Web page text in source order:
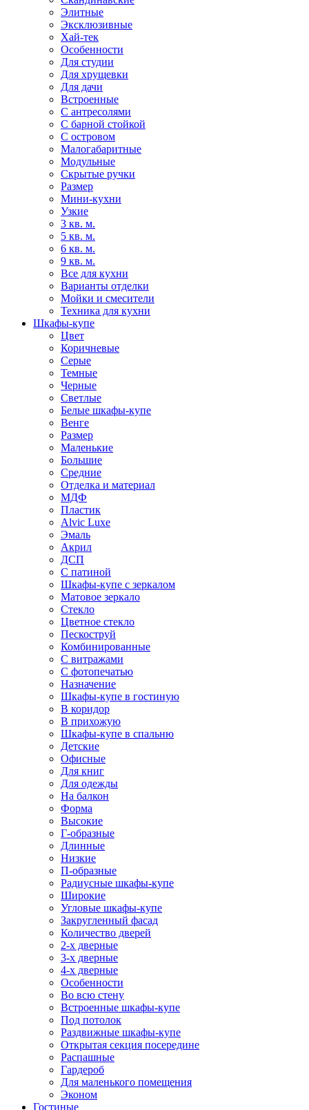
Элитные
Эксклюзивные
Хай-тек
Особенности
Для студии
Для хрущевки
Для дачи
Встроенные
С антресолями
С барной стойкой
С островом
Малогабаритные
Модульные
Скрытые ручки
Размер
Мини-кухни
Узкие
3 кв. м.
5 кв. м.
6 кв. м.
9 кв. м.
Все для кухни
Варианты отделки
Мойки и смесители
Техника для кухни
Шкафы-купе
Цвет
Коричневые
Серые
Темные
Черные
Светлые
Белые шкафы-купе
Венге
Размер
Маленькие
Большие
Средние
Отделка и материал
МДФ
Пластик
Alvic Luxe
Эмаль
Акрил
ДСП
С патиной
Шкафы-купе с зеркалом
Матовое зеркало
Стекло
Цветное стекло
Пескоструй
Комбинированные
С витражами
С фотопечатью
Назначение
Шкафы-купе в гостиную
В коридор
В прихожую
Шкафы-купе в спальню
Детские
Офисные
Для книг
Для одежды
На балкон
Форма
Высокие
Г-образные
Длинные
Низкие
П-образные
Радиусные шкафы-купе
Широкие
Угловые шкафы-купе
Закругленный фасад
Количество дверей
2-х дверные
3-х дверные
4-х дверные
Особенности
Во всю стену
Встроенные шкафы-купе
Под потолок
Раздвижные шкафы-купе
Открытая секция посередине
Распашные
Гардероб
Для маленького помещения
Эконом
Гостиные